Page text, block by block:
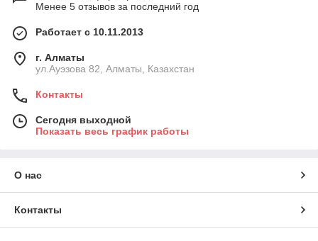
Менее 5 отзывов за последний год
Работает с 10.11.2013
г. Алматы
ул.Ауэзова 82, Алматы, Казахстан
Контакты
Сегодня выходной
Показать весь график работы
О нас
Контакты